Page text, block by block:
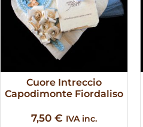
Cuore Intreccio
Capodimonte Fiordaliso
7,50 € IVA inc.